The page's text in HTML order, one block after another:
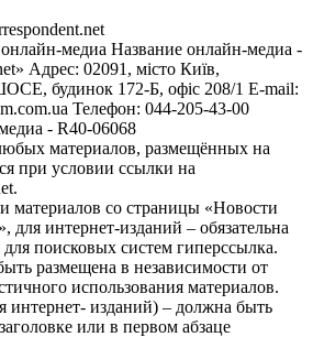
медиа Название онлайн-медиа -
Адрес: 02091, місто Київ,
будинок 172-Б, офіс 208/1 E-mail:
Телефон: 044-205-43-00
- R40-06068
материалов, размещённых на
при условии ссылки на
материалов со страницы «Новости
интернет-изданий – обязательна
поисковых систем гиперссылка.
размещена в независимости от
использования материалов.
интернет- изданий) – должна быть
или в первом абзаце